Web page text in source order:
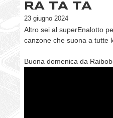
RA TA TA
23 giugno 2024
Altro sei al superEnalotto
canzone che suona a tutte
Buona domenica da